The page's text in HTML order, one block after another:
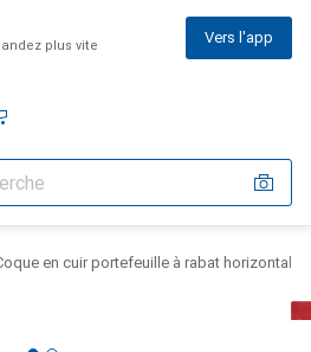
plus vite Vers l'app
en cuir portefeuille à rabat horizontal